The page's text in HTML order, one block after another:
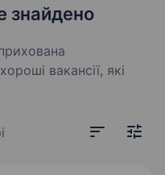
знайдено
вакансії, які